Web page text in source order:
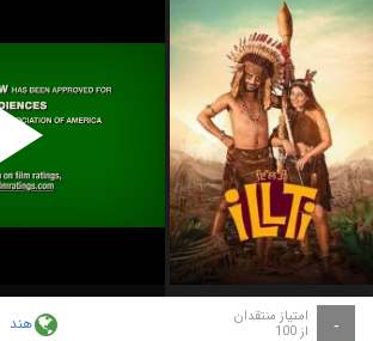
Play
- امتیاز منتقدان
از 100 هند